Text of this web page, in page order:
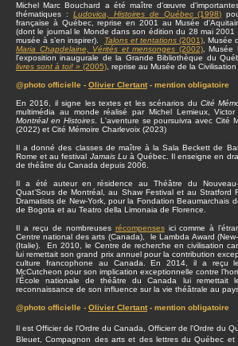
Michel Marc Bouchard a été maître d'œuvre
thématiques : Ludovica, Histoires de Québec(1998)
française à Québec, reprise en 2001 au Musée
(dont le journal le Monde dans son édition du 28 mai 2001
musée à s’en inspirer).
Talons et tentations(2001) , Musée
Maria Chapdelaine, Vérités et mensonges (2002), Musée
l'exposition inaugurale de la Grande Bibliothèque du
livres sont à toi! » (2005) , reprise au Musée de la
@photo officielle - Olivier Clertant- mention obligatoire
En 2016, il signe les textes et les scénarios du Cité
multimédia au monde réalisé par Michel Lemieux,
Montréal en Histoires. L'aventure se poursuivra avec Cité
(2022) et Cité Mémoire Charlevoix (2023)
Il a donné des classes de maître à la Sala Beckett de
Rome et au festival Jamais Luà Québec. Il enseigne en
de théâtre du Canada depuis 2006.
Il a été auteur en résidence au Théâtre du
Quat’Sous de Montréal, au Shaw Festival et au Stratford
Dramatists de New-York, pour la Fondation Beaumarchais
de Bogota et au Teatro della Limonaia de Florence.
Il a reçu de nombreuses récompensesici comme à
Centre national des arts (Canada), le Lambda Award
(Italie). En 2010, le Centre de recherche en civilisation
lui remettait son grand prix annuel pour la contribution
culture francophone au Canada. En 2014, il a reçu
McCutcheon pour son implication exceptionnelle contre
l’École nationale de théâtre du Canada lui remettait
reconnaissance de son influence sur la vie théâtrale au
@photo officielle - Olivier Clertant- mention obligatoire
Il est Officier de l'Ordre du Canada, Officierr de l'Ordre du
Bleuet, Compagnon des arts et des lettres du Québec et